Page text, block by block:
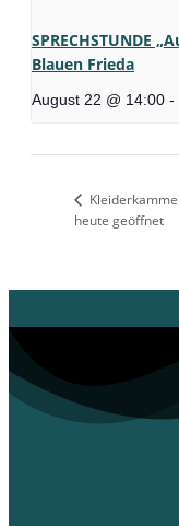
SPRECHSTUNDE
Blauen Frieda
August 22 @ 14:00 -
heute geöffnet